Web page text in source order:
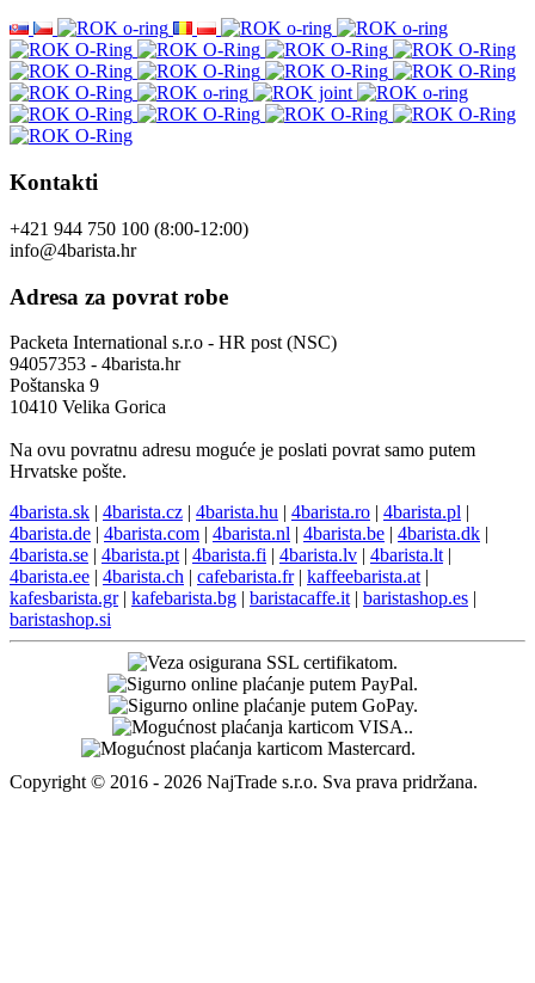
Kontakti
+421 944 750 100 (8:00-12:00)
info@4barista.hr
Adresa za povrat robe
Packeta International s.r.o - HR post (NSC)
94057353 - 4barista.hr
Poštanska 9
10410 Velika Gorica
Na ovu povratnu adresu moguće je poslati povrat samo putem
Hrvatske pošte.
4barista.sk | 4barista.cz | 4barista.hu | 4barista.ro | 4barista.pl |
4barista.de | 4barista.com | 4barista.nl | 4barista.be | 4barista.dk |
4barista.se | 4barista.pt | 4barista.fi | 4barista.lv | 4barista.lt |
4barista.ee | 4barista.ch | cafebarista.fr| kaffeebarista.at |
kafesbarista.gr| kafebarista.bg | baristacaffe.it | baristashop.es |
baristashop.si
Copyright © 2016 - 2026 NajTrade s.r.o. Sva prava pridržana.